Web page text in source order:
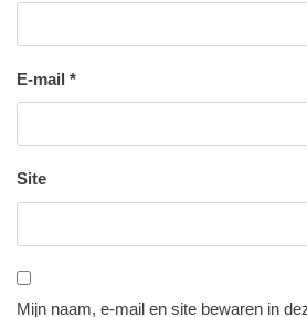
E-mail *
Site
Mijn naam, e-mail en site bewaren in